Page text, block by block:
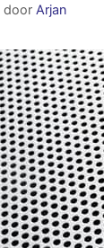
door Arjan